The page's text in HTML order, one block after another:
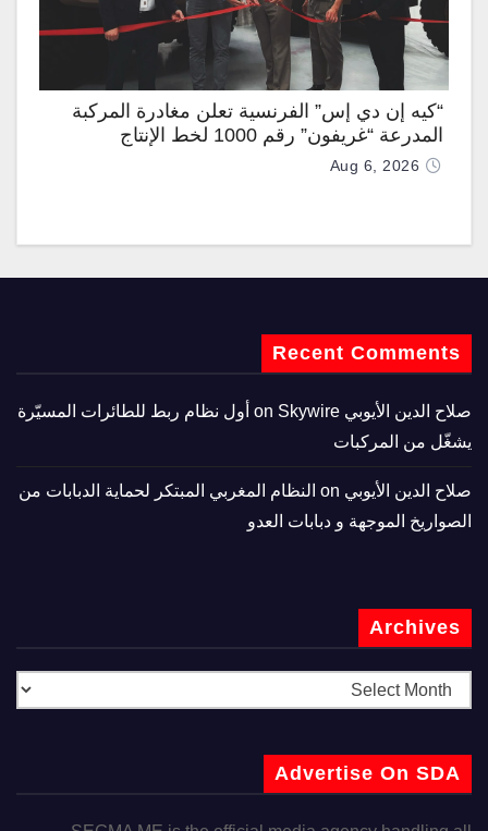
“كيه إن دي إس” الفرنسية تعلن مغادرة المركبة
المدرعة “غريفون” رقم 1000 لخط الإنتاج
Aug 6, 2026
Recent Comments
صلاح الدين الأيوبي
Skywire أول نظام ربط للطائرات المسيّرة
يشغّل من المركبات
صلاح الدين الأيوبي
النظام المغربي المبتكر لحماية الدبابات من
الصواريخ الموجهة و دبابات العدو
Archives
Advertise On SDA